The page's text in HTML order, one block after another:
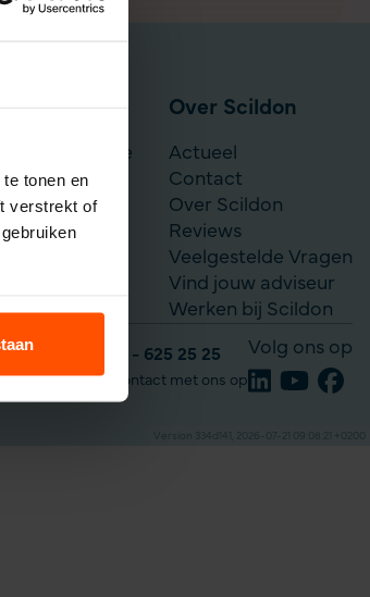
tonen en
verstrekt of
Over Scildon
Actueel
Contact
Over Scildon
Reviews
Veelgestelde Vragen
Vind jouw adviseur
Werken bij Scildon
Tel: 035 - 625 25 25
Neem contact met ons op
Volg ons op
Version 334d141, 2026-07-21 09:08:21 +0200